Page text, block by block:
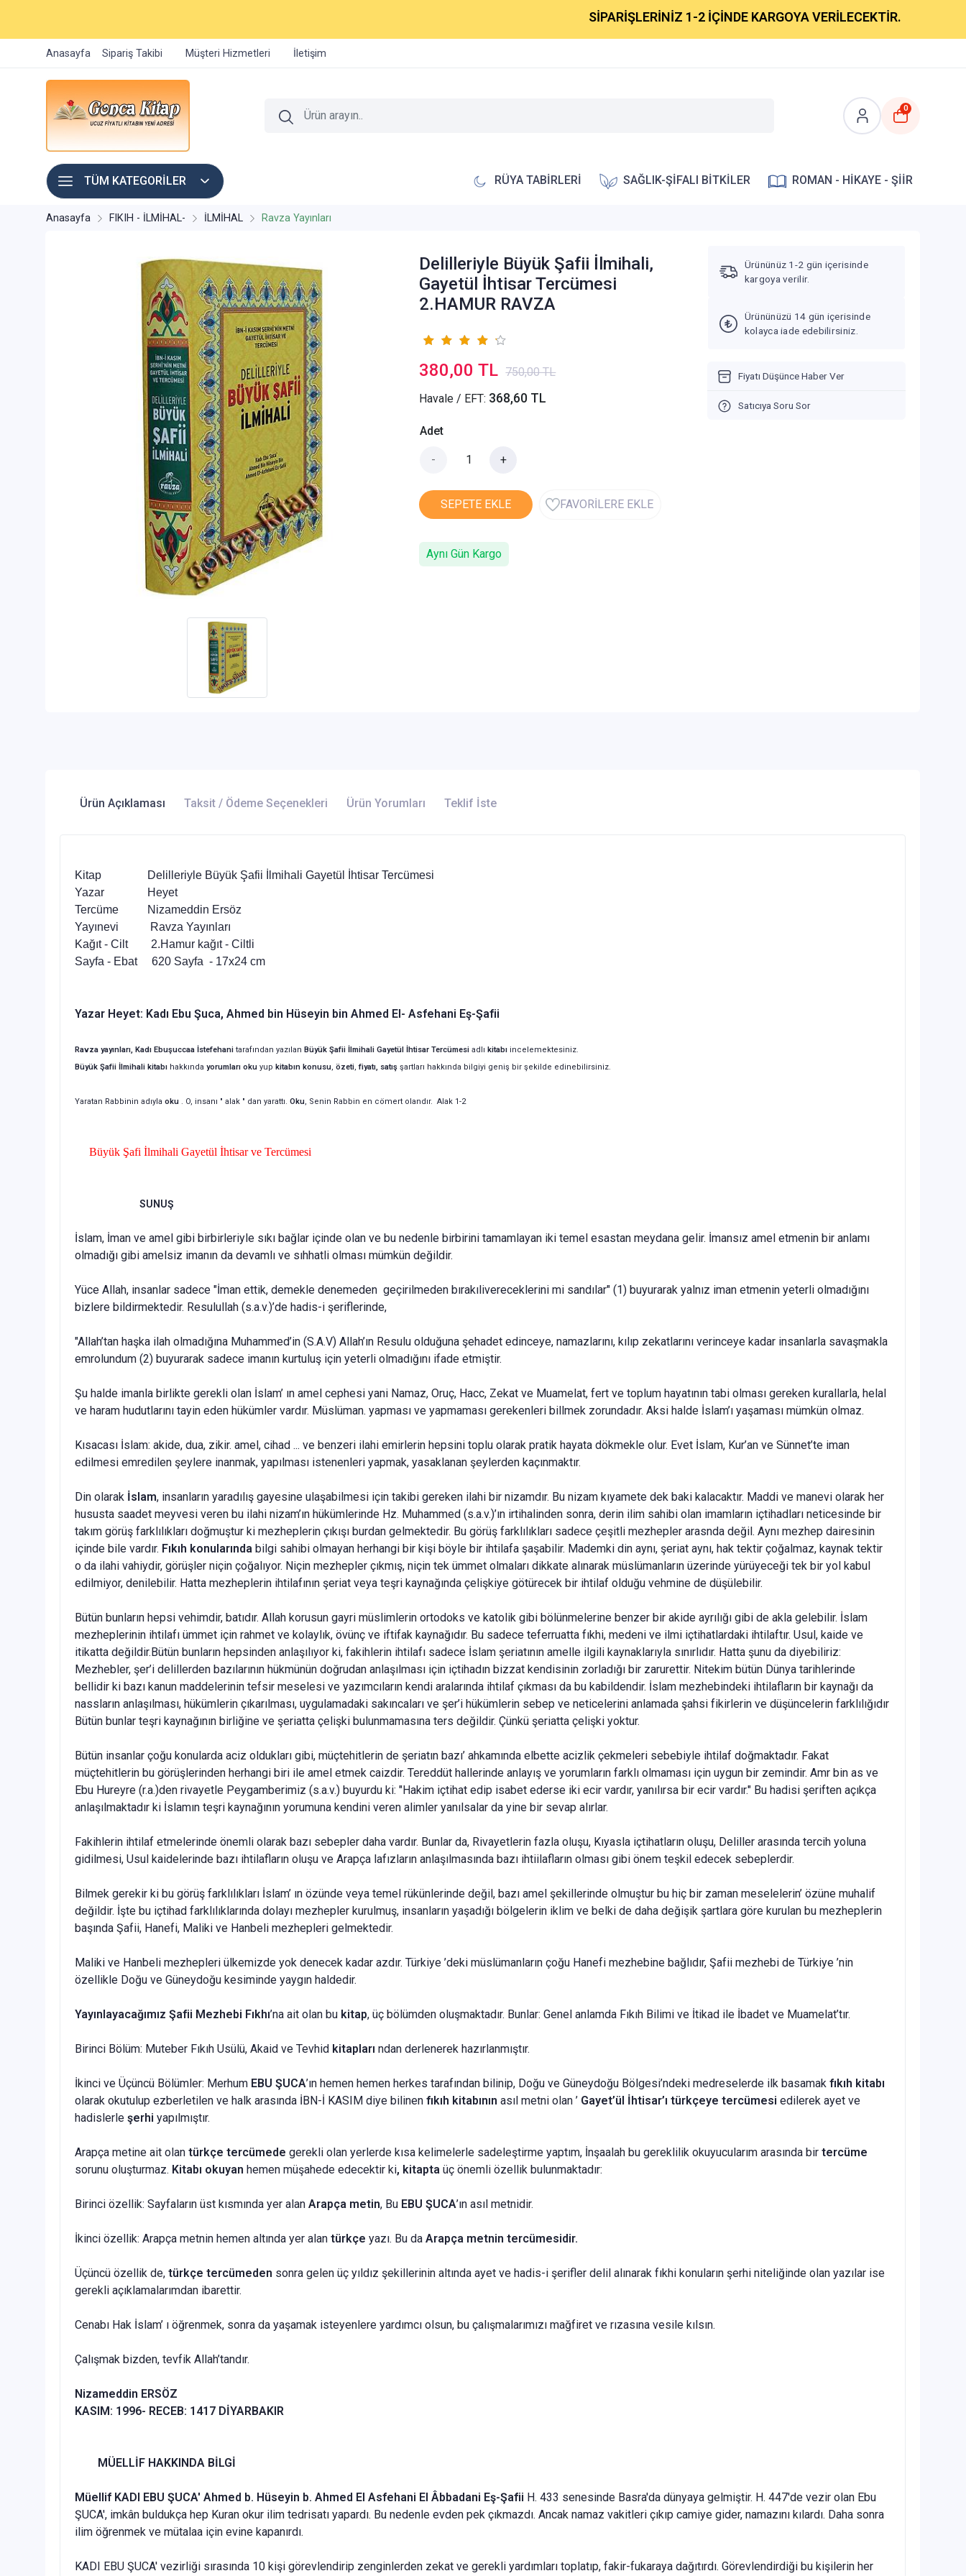
SİPARİŞLERİNİZ 1-2 İÇİNDE KARGOYA VERİLECEKTİR.
Anasayfa Sipariş Takibi Müşteri Hizmetleri İletişim
0
TÜM KATEGORİLER RÜYA TABİRLERİ SAĞLIK-ŞİFALI BİTKİLER ROMAN - HİKAYE - ŞİİR
Anasayfa FIKIH - İLMİHAL- İLMİHAL Ravza Yayınları
Delilleriyle Büyük Şafii İlmihali,
Gayetül İhtisar Tercümesi
2.HAMUR RAVZA
380,00 TL 750,00 TL
Havale / EFT: 368,60 TL
Adet
- +
SEPETE EKLE FAVORİLERE EKLE
Aynı Gün Kargo
Ürününüz 1-2 gün içerisinde
kargoya verilir.
Ürününüzü 14 gün içerisinde
kolayca iade edebilirsiniz.
Fiyatı Düşünce Haber Ver
Satıcıya Soru Sor
Ürün Açıklaması Taksit / Ödeme Seçenekleri Ürün Yorumları Teklif İste
Kitap Delilleriyle Büyük Şafii İlmihali Gayetül İhtisar Tercümesi
Yazar Heyet
Tercüme Nizameddin Ersöz
Yayınevi Ravza Yayınları
Kağıt - Cilt 2.Hamur kağıt - Ciltli
Sayfa - Ebat 620 Sayfa - 17x24 cm
Yazar Heyet: Kadı Ebu Şuca, Ahmed bin Hüseyin bin Ahmed El- Asfehani Eş-Şafii
Ravza yayınları, Kadı Ebuşuccaa İstefehani tarafından yazılan Büyük Şafii İlmihali Gayetül İhtisar Tercümesi adlı kitabı incelemektesiniz.
Büyük Şafii İlmihali kitabı hakkında yorumları oku yup kitabın konusu, özeti,fiyatı, satış şartları hakkında bilgiyi geniş bir şekilde edinebilirsiniz.
Yaratan Rabbinin adıyla oku . O, insanı " alak " dan yarattı. Oku, Senin Rabbin en cömert olandır. Alak 1-2
Büyük Şafi İlmihali Gayetül İhtisar ve Tercümesi
SUNUŞ
İslam, İman ve amel gibi birbirleriyle sıkı bağlar içinde olan ve bu nedenle birbirini tamamlayan iki temel esastan meydana gelir. İmansız amel etmenin bir anlamı
olmadığı gibi amelsiz imanın da devamlı ve sıhhatli olması mümkün değildir.
Yüce Allah, insanlar sadece "İman ettik, demekle denemeden geçirilmeden bırakılivereceklerini mi sandılar" (1) buyurarak yalnız iman etmenin yeterli olmadığını
bizlere bildirmektedir. Resulullah (s.a.v.)’de hadis-i şeriflerinde,
"Allah’tan haşka ilah olmadığına Muhammed’in (S.A.V) Allah’ın Resulu olduğuna şehadet edinceye, namazlarını, kılıp zekatlarını verinceye kadar insanlarla savaşmakla
emrolundum (2) buyurarak sadece imanın kurtuluş için yeterli olmadığını ifade etmiştir.
Şu halde imanla birlikte gerekli olan İslam’ ın amel cephesi yani Namaz, Oruç, Hacc, Zekat ve Muamelat, fert ve toplum hayatının tabi olması gereken kurallarla, helal
ve haram hudutlarını tayin eden hükümler vardır. Müslüman. yapması ve yapmaması gerekenleri billmek zorundadır. Aksi halde İslam’ı yaşaması mümkün olmaz.
Kısacası İslam: akide, dua, zikir. amel, cihad ... ve benzeri ilahi emirlerin hepsini toplu olarak pratik hayata dökmekle olur. Evet İslam, Kur’an ve Sünnet’te iman
edilmesi emredilen şeylere inanmak, yapılması istenenleri yapmak, yasaklanan şeylerden kaçınmaktır.
Din olarak İslam, insanların yaradılış gayesine ulaşabilmesi için takibi gereken ilahi bir nizamdır. Bu nizam kıyamete dek baki kalacaktır. Maddi ve manevi olarak her
hususta saadet meyvesi veren bu ilahi nizam’ın hükümlerinde Hz. Muhammed (s.a.v.)’ın irtihalinden sonra, derin ilim sahibi olan imamların içtihadları neticesinde bir
takım görüş farklılıkları doğmuştur ki mezheplerin çıkışı burdan gelmektedir. Bu görüş farklılıkları sadece çeşitli mezhepler arasnda değil. Aynı mezhep dairesinin
içinde bile vardır. Fıkıh konularında bilgi sahibi olmayan herhangi bir kişi böyle bir ihtilafa şaşabilir. Mademki din aynı, şeriat aynı, hak tektir çoğalmaz, kaynak tektir
o da ilahi vahiydir, görüşler niçin çoğalıyor. Niçin mezhepler çıkmış, niçin tek ümmet olmaları dikkate alınarak müslümanların üzerinde yürüyeceği tek bir yol kabul
edilmiyor, denilebilir. Hatta mezheplerin ihtilafının şeriat veya teşri kaynağında çelişkiye götürecek bir ihtilaf olduğu vehmine de düşülebilir.
Bütün bunların hepsi vehimdir, batıdır. Allah korusun gayri müslimlerin ortodoks ve katolik gibi bölünmelerine benzer bir akide ayrılığı gibi de akla gelebilir. İslam
mezheplerinin ihtilafı ümmet için rahmet ve kolaylık, övünç ve iftifak kaynağıdır. Bu sadece teferruatta fıkhi, medeni ve ilmi içtihatlardaki ihtilaftır. Usul, kaide ve
itikatta değildir.Bütün bunların hepsinden anlaşılıyor ki, fakihlerin ihtilafı sadece İslam şeriatının amelle ilgili kaynaklarıyla sınırlıdır. Hatta şunu da diyebiliriz:
Mezhebler, şer’i delillerden bazılarının hükmünün doğrudan anlaşılması için içtihadın bizzat kendisinin zorladığı bir zarurettir. Nitekim bütün Dünya tarihlerinde
bellidir ki bazı kanun maddelerinin tefsir meselesi ve yazımcıların kendi aralarında ihtilaf çıkması da bu kabildendir. İslam mezhebindeki ihtilafların bir kaynağı da
nassların anlaşılması, hükümlerin çıkarılması, uygulamadaki sakıncaları ve şer’i hükümlerin sebep ve neticelerini anlamada şahsi fikirlerin ve düşüncelerin farklılığıdır
Bütün bunlar teşri kaynağının birliğine ve şeriatta çelişki bulunmamasına ters değildir. Çünkü şeriatta çelişki yoktur.
Bütün insanlar çoğu konularda aciz oldukları gibi, müçtehitlerin de şeriatın bazı’ ahkamında elbette acizlik çekmeleri sebebiyle ihtilaf doğmaktadır. Fakat
müçtehitlerin bu görüşlerinden herhangi biri ile amel etmek caizdir. Tereddüt hallerinde anlayış ve yorumların farklı olmaması için uygun bir zemindir. Amr bin as ve
Ebu Hureyre (r.a.)den rivayetle Peygamberimiz (s.a.v.) buyurdu ki: "Hakim içtihat edip isabet ederse iki ecir vardır, yanılırsa bir ecir vardır." Bu hadisi şeriften açıkça
anlaşılmaktadır ki İslamın teşri kaynağının yorumuna kendini veren alimler yanılsalar da yine bir sevap alırlar.
Fakihlerin ihtilaf etmelerinde önemli olarak bazı sebepler daha vardır. Bunlar da, Rivayetlerin fazla oluşu, Kıyasla içtihatların oluşu, Deliller arasında tercih yoluna
gidilmesi, Usul kaidelerinde bazı ihtilafların oluşu ve Arapça lafızların anlaşılmasında bazı ihtiilafların olması gibi önem teşkil edecek sebeplerdir.
Bilmek gerekir ki bu görüş farklılıkları İslam’ ın özünde veya temel rükünlerinde değil, bazı amel şekillerinde olmuştur bu hiç bir zaman meselelerin’ özüne muhalif
değildir. İşte bu içtihad farklılıklarında dolayı mezhepler kurulmuş, insanların yaşadığı bölgelerin iklim ve belki de daha değişik şartlara göre kurulan bu mezheplerin
başında Şafii, Hanefi, Maliki ve Hanbeli mezhepleri gelmektedir.
Maliki ve Hanbeli mezhepleri ülkemizde yok denecek kadar azdır. Türkiye ’deki müslümanların çoğu Hanefi mezhebine bağlıdır, Şafii mezhebi de Türkiye ’nin
özellikle Doğu ve Güneydoğu kesiminde yaygın haldedir.
Yayınlayacağımız Şafii Mezhebi Fıkhı’na ait olan bu kitap, üç bölümden oluşmaktadır. Bunlar: Genel anlamda Fıkıh Bilimi ve İtikad ile İbadet ve Muamelat’tır.
Birinci Bölüm: Muteber Fıkıh Usülü, Akaid ve Tevhid kitapları ndan derlenerek hazırlanmıştır.
İkinci ve Üçüncü Bölümler: Merhum EBU ŞUCA’ın hemen hemen herkes tarafından bilinip, Doğu ve Güneydoğu Bölgesi’ndeki medreselerde ilk basamak fıkıh kitabı
olarak okutulup ezberletilen ve halk arasında İBN-İ KASIM diye bilinen fıkıh kitabının asıl metni olan ’ Gayet’ül İhtisar’ı türkçeye tercümesi edilerek ayet ve
hadislerle şerhi yapılmıştır.
Arapça metine ait olan türkçe tercümede gerekli olan yerlerde kısa kelimelerle sadeleştirme yaptım, İnşaalah bu gereklilik okuyucularım arasında bir tercüme
sorunu oluşturmaz. Kitabı okuyan hemen müşahede edecektir ki, kitapta üç önemli özellik bulunmaktadır:
Birinci özellik: Sayfaların üst kısmında yer alan Arapça metin, Bu EBU ŞUCA’ın asıl metnidir.
İkinci özellik: Arapça metnin hemen altında yer alan türkçe yazı. Bu da Arapça metnin tercümesidir.
Üçüncü özellik de, türkçe tercümeden sonra gelen üç yıldız şekillerinin altında ayet ve hadis-i şerifler delil alınarak fıkhi konuların şerhi niteliğinde olan yazılar ise
gerekli açıklamalarımdan ibarettir.
Cenabı Hak İslam’ ı öğrenmek, sonra da yaşamak isteyenlere yardımcı olsun, bu çalışmalarımızı mağfiret ve rızasına vesile kılsın.
Çalışmak bizden, tevfik Allah’tandır.
Nizameddin ERSÖZ
KASIM: 1996- RECEB: 1417 DİYARBAKIR
MÜELLİF HAKKINDA BİLGİ
Müellif KADI EBU ŞUCA' Ahmed b. Hüseyin b. Ahmed El Asfehani El Âbbadani Eş-Şafii H. 433 senesinde Basra'da dünyaya gelmiştir. H. 447'de vezir olan Ebu
ŞUCA', imkân buldukça hep Kuran okur ilim tedri­satı yapardı. Bu nedenle evden pek çıkmazdı. Ancak namaz vakitleri çıkıp camiye gider, namazını kılardı. Daha sonra
ilim öğrenmek ve mütalaa için evine kapanırdı.
KADI EBU ŞUCA' vezirliği sırasında 10 kişi görevlendirip zenginler­den zekat ve gerekli yardımları toplatıp, fakir-fukaraya dağıtırdı. Görevlen­dirdiği bu kişilerin her